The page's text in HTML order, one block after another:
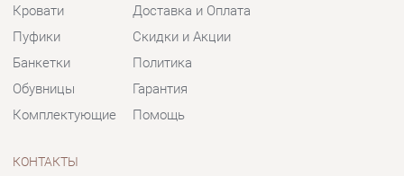
КОНТАКТЫ
Шоурум и склад самовывоза
Адрес: г. Екатеринбург, пер.
Базовый, 47
Часы работы: